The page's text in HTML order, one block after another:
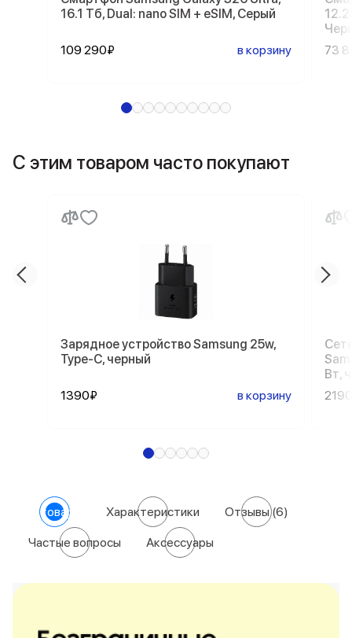
16.1 Тб, Dual: nano SIM + eSIM, Серый
109 290₽ в корзину
73
С этим товаром часто покупают
Зарядное устройство Samsung 25w,
Type-C, черный
1390₽ в корзину
Вт,
О товаре Характеристики Отзывы(6)
Частые вопросы Аксессуары